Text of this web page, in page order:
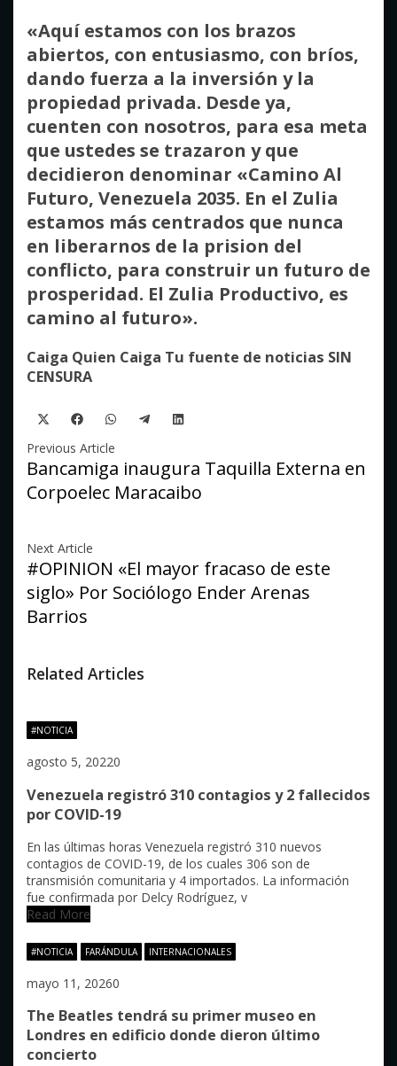
«Aquí estamos con los brazos
abiertos, con entusiasmo, con bríos,
dando fuerza a la inversión y la
propiedad privada. Desde ya,
cuenten con nosotros, para esa meta
que ustedes se trazaron y que
decidieron denominar «Camino Al
Futuro, Venezuela 2035. En el Zulia
estamos más centrados que nunca
en liberarnos de la prision del
conflicto, para construir un futuro de
prosperidad. El Zulia Productivo, es
camino al futuro».
Caiga Quien Caiga Tu fuente de noticias SIN
CENSURA
CompartirCompartir
FacebookCompartir
WhatsAppCompartir
TelegramCompartir
Navegación
de
entradas
Previous Article
Bancamiga inaugura Taquilla Externa en
Corpoelec Maracaibo
Next Article
#OPINION «El mayor fracaso de este
siglo» Por Sociólogo Ender Arenas
Barrios
Related Articles
#NOTICIA
agosto 5, 20220
Venezuela registró 310 contagios y 2 fallecidos
por COVID-19
En las últimas horas Venezuela registró 310 nuevos
contagios de COVID-19, de los cuales 306 son de
transmisión comunitaria y 4 importados. La información
fue confirmada por Delcy Rodríguez, v
Read More
#NOTICIA FARÁNDULA INTERNACIONALES
mayo 11, 20260
The Beatles tendrá su primer museo en
Londres en edificio donde dieron último
concierto